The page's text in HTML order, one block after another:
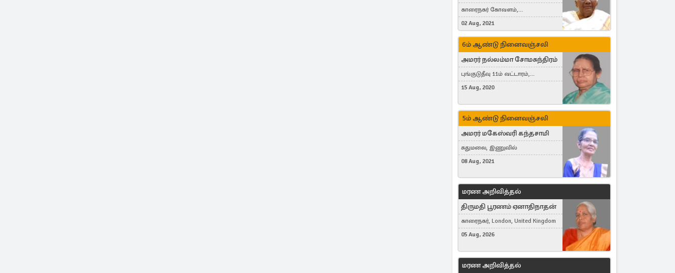
காரைநகர் கோவளம்,
வெள்ளவத்தை
02 Aug, 2021
6ம் ஆண்டு நினைவஞ்சலி
அமரர் நல்லம்மா சோமசுந்திரம்
புங்குடுதீவு 11ம் வட்டாரம்,
கொட்டாஞ்சேனை
15 Aug, 2020
5ம் ஆண்டு நினைவஞ்சலி
அமரர் மகேஸ்வரி கந்தசாமி
சுதுமலை, இணுவில்
08 Aug, 2021
மரண அறிவித்தல்
திருமதி பூரணம் ஏனாதிநாதன்
காரைநகர், London, United Kingdom
05 Aug, 2026
மரண அறிவித்தல்